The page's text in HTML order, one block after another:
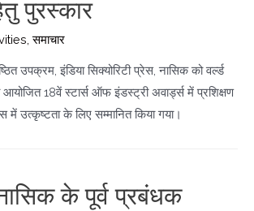
पुरस्कार
,समाचार
उपक्रम, इंडिया सिक्योरिटी प्रेस, नासिक को वर्ल्ड
आयोजित 18वें स्टार्स ऑफ इंडस्ट्री अवार्ड्स में प्रशिक्षण
उत्कृष्टता के लिए सम्मानित किया गया।
के पूर्व प्रबंधक